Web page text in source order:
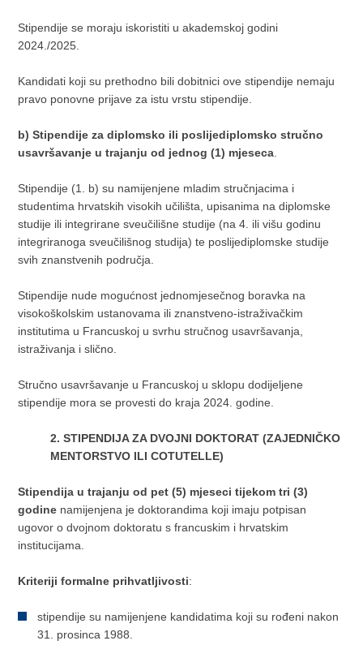
Stipendije se moraju iskoristiti u akademskoj godini
2024./2025.
Kandidati koji su prethodno bili dobitnici ove stipendije nemaju
pravo ponovne prijave za istu vrstu stipendije.
b) Stipendije za diplomsko ili poslijediplomsko stručno
usavršavanje u trajanju od jednog (1) mjeseca.
Stipendije (1. b) su namijenjene mladim stručnjacima i
studentima hrvatskih visokih učilišta, upisanima na diplomske
studije ili integrirane sveučilišne studije (na 4. ili višu godinu
integriranoga sveučilišnog studija) te poslijediplomske studije
svih znanstvenih područja.
Stipendije nude mogućnost jednomjesečnog boravka na
visokoškolskim ustanovama ili znanstveno-istraživačkim
institutima u Francuskoj u svrhu stručnog usavršavanja,
istraživanja i slično.
Stručno usavršavanje u Francuskoj u sklopu dodijeljene
stipendije mora se provesti do kraja 2024. godine.
2. STIPENDIJA ZA DVOJNI DOKTORAT (ZAJEDNIČKO
MENTORSTVO ILI COTUTELLE)
Stipendija u trajanju od pet (5) mjeseci tijekom tri (3)
godine namijenjena je doktorandima koji imaju potpisan
ugovor o dvojnom doktoratu s francuskim i hrvatskim
institucijama.
Kriteriji formalne prihvatljivosti:
stipendije su namijenjene kandidatima koji su rođeni nakon
31. prosinca 1988.